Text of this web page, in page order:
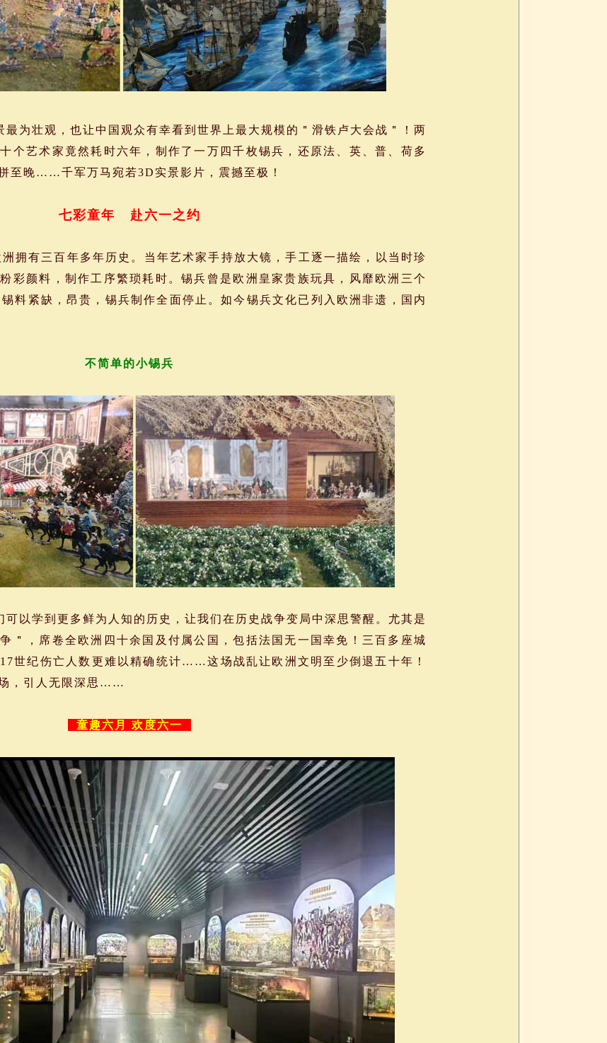
为壮观，也让中国观众有幸看到世界上最大规模的＂滑铁卢大会战＂！两
个艺术家竟然耗时六年，制作了一万四千枚锡兵，还原法、英、普、荷多
至晚……千军万马宛若3D实景影片，震撼至极！
七彩童年 赴六一之约
有三百年多年历史。当年艺术家手持放大镜，手工逐一描绘，以当时珍
彩颜料，制作工序繁琐耗时。锡兵曾是欧洲皇家贵族玩具，风靡欧洲三个
料紧缺，昂贵，锡兵制作全面停止。如今锡兵文化已列入欧洲非遗，国内
不简单的小锡兵
以学到更多鲜为人知的历史，让我们在历史战争变局中深思警醒。尤其是
＂，席卷全欧洲四十余国及付属公国，包括法国无一国幸免！三百多座城
世纪伤亡人数更难以精确统计……这场战乱让欧洲文明至少倒退五十年！
场，引人无限深思……
童趣六月 欢度六一